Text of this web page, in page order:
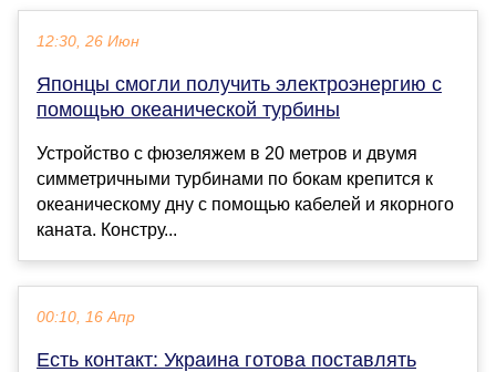
12:30, 26 Июн
Японцы смогли получить электроэнергию с
помощью океанической турбины
Устройство с фюзеляжем в 20 метров и двумя
симметричными турбинами по бокам крепится к
океаническому дну с помощью кабелей и якорного
каната. Констру...
00:10, 16 Апр
Есть контакт: Украина готова поставлять